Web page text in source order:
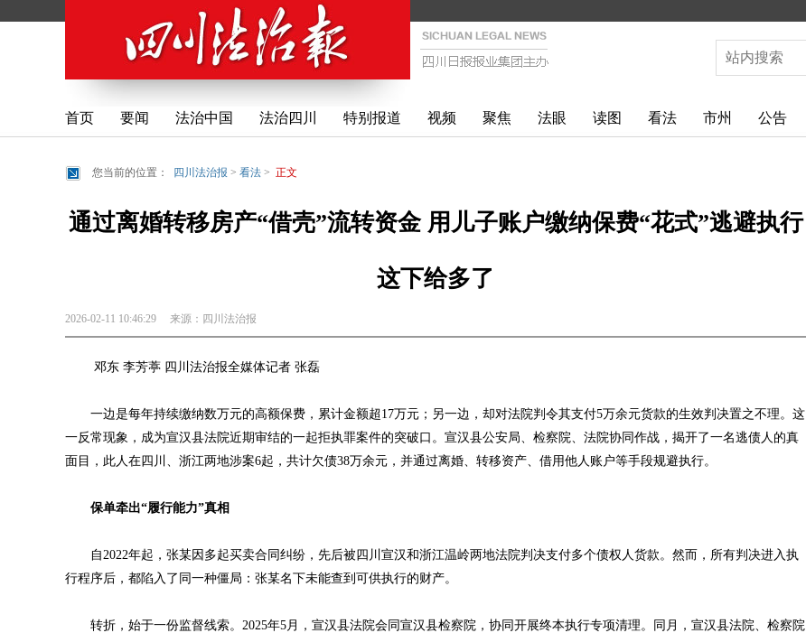
首页 要闻 法治中国 法治四川 特别报道 视频 聚焦 法眼 读图 看法 市州 公告
您当前的位置： 四川法治报 > 看法 > 正文
通过离婚转移房产“借壳”流转资金 用儿子账户缴纳保费“花式”逃避执行
这下给多了
2026-02-11 10:46:29 来源： 四川法治报
邓东 李芳葶 四川法治报全媒体记者 张磊
一边是每年持续缴纳数万元的高额保费，累计金额超17万元；另一边，却对法院判令其支付5万余元货款的生效判决置之不理。这
一反常现象，成为宣汉县法院近期审结的一起拒执罪案件的突破口。宣汉县公安局、检察院、法院协同作战，揭开了一名逃债人的真
面目，此人在四川、浙江两地涉案6起，共计欠债38万余元，并通过离婚、转移资产、借用他人账户等手段规避执行。
保单牵出“履行能力”真相
自2022年起，张某因多起买卖合同纠纷，先后被四川宣汉和浙江温岭两地法院判决支付多个债权人货款。然而，所有判决进入执
行程序后，都陷入了同一种僵局：张某名下未能查到可供执行的财产。
转折，始于一份监督线索。2025年5月，宣汉县法院会同宣汉县检察院，协同开展终本执行专项清理。同月，宣汉县法院、检察院